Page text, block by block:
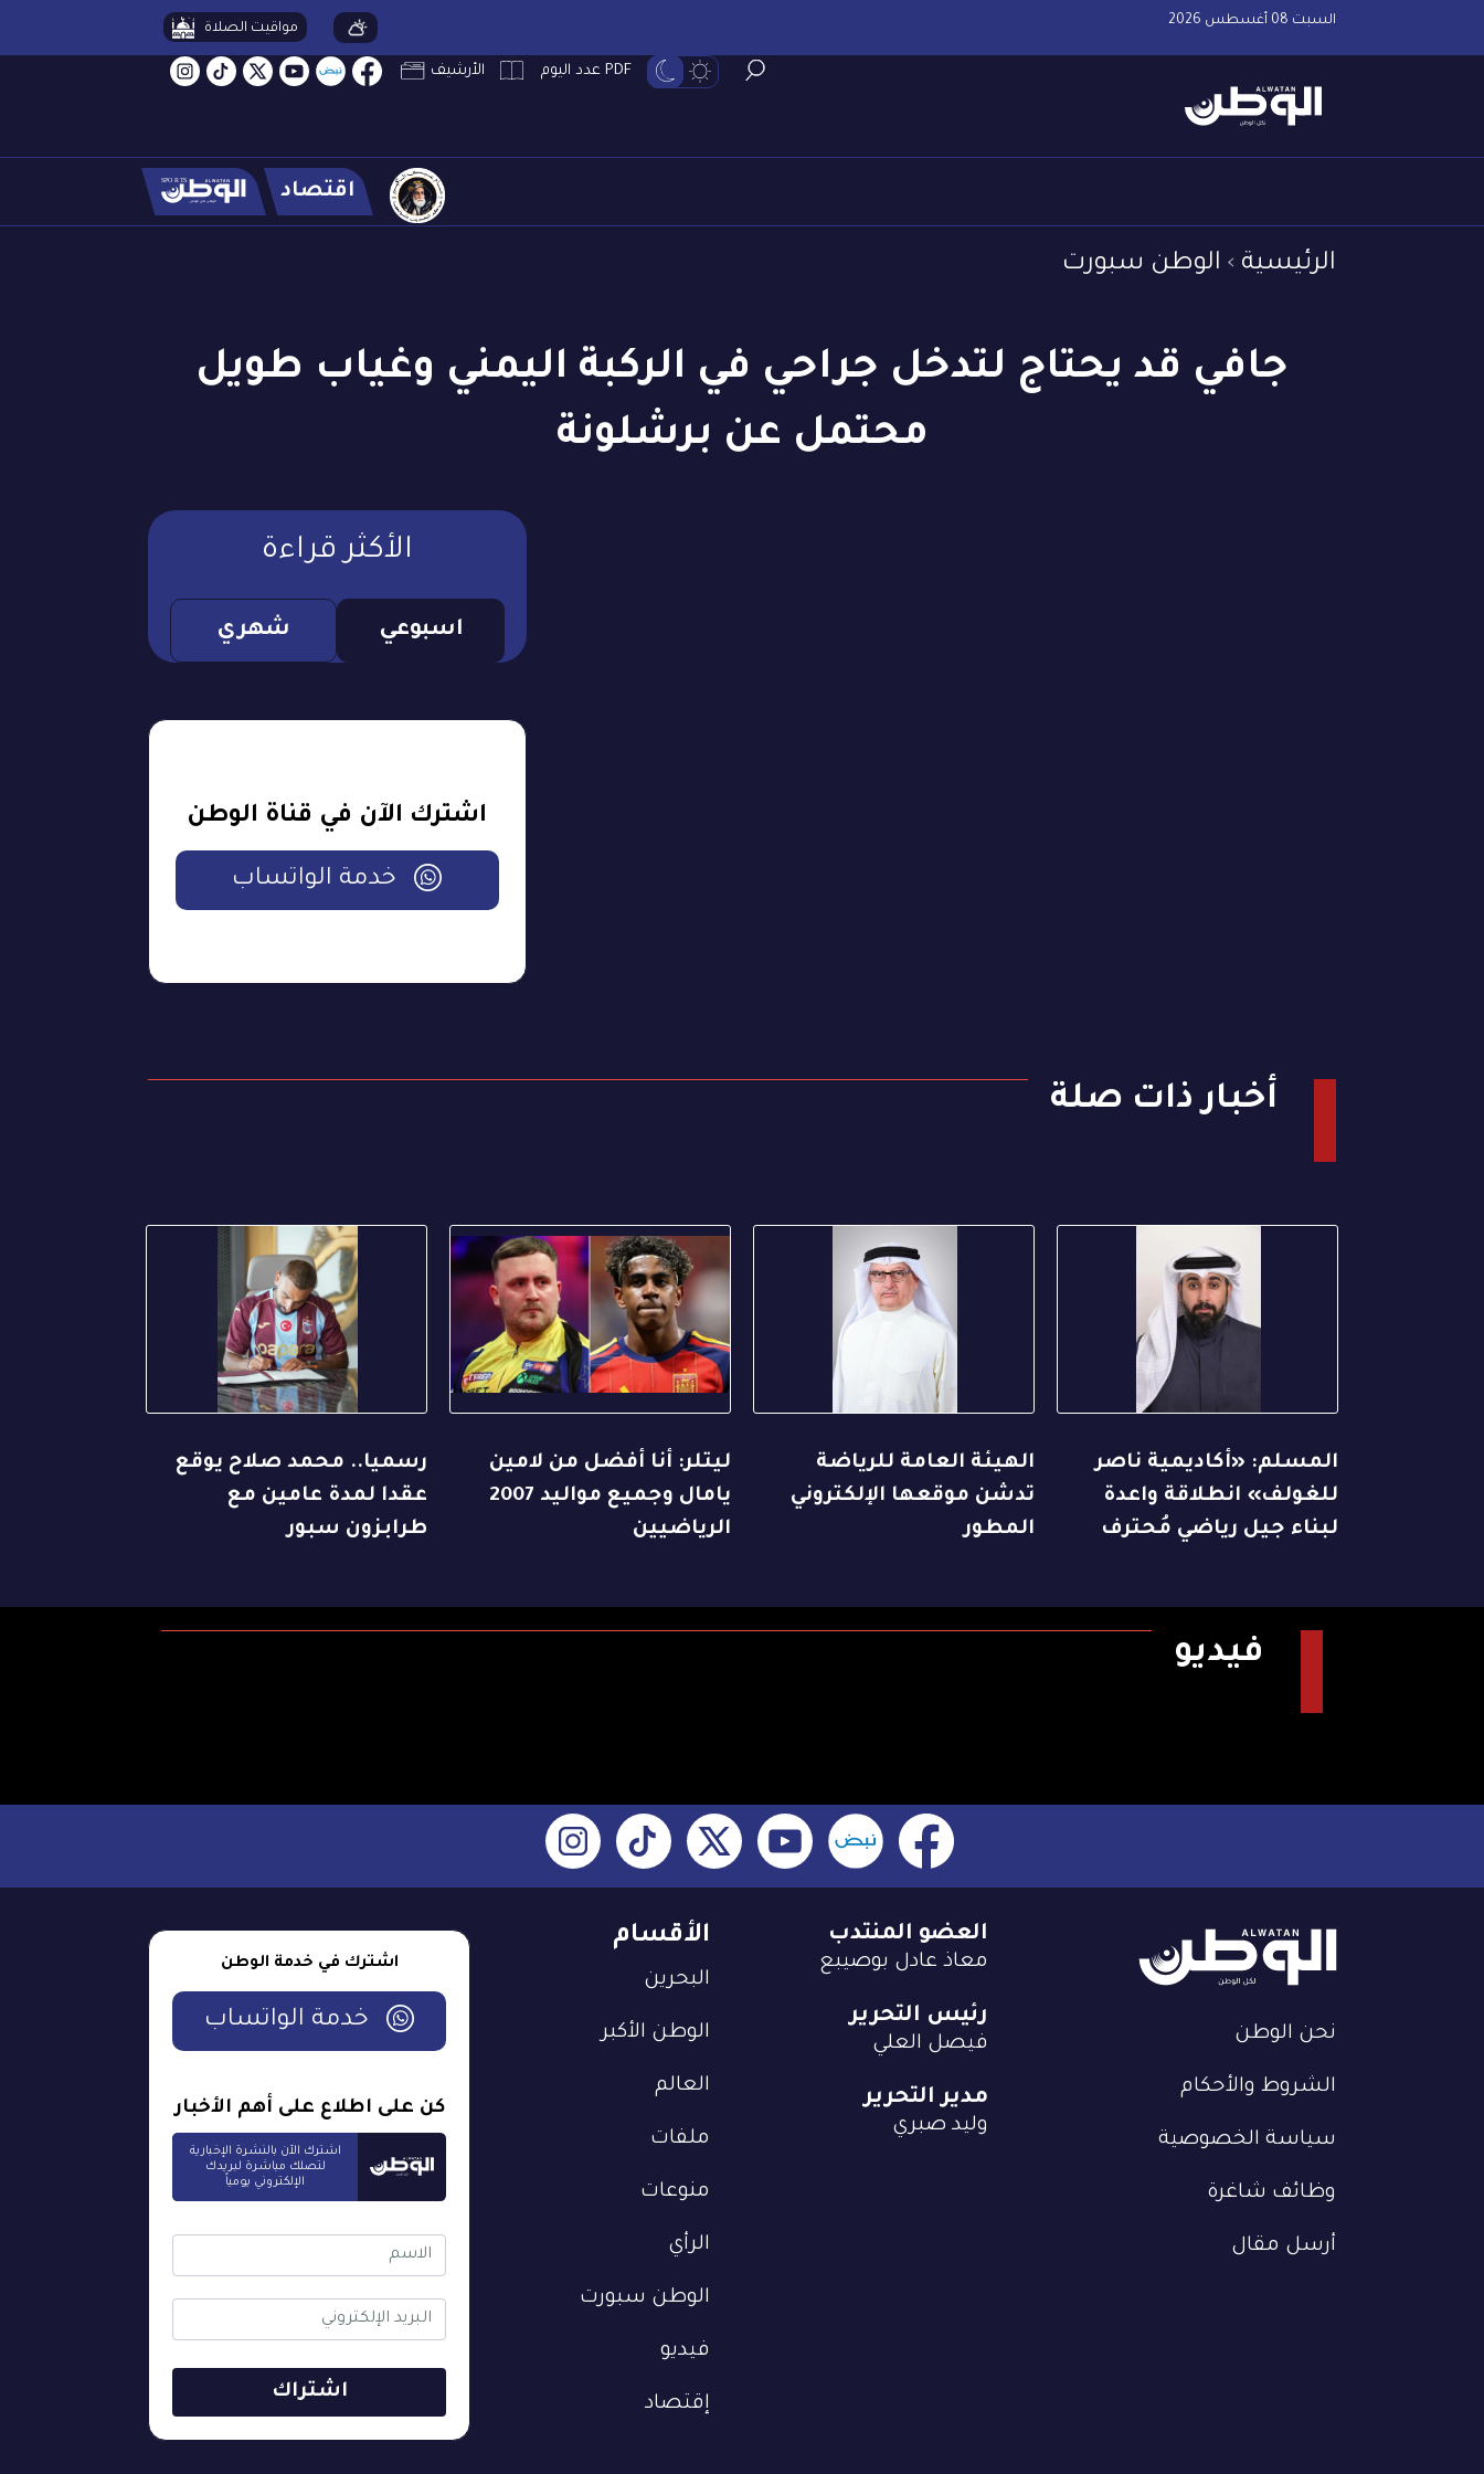
السبت 08 أغسطس 2026 مواقيت الصلاة
PDF عدد اليوم الأرشيف
اقتصاد
الرئيسية الوطن سبورت
جافي قد يحتاج لتدخل جراحي في الركبة اليمني وغياب طويل
محتمل عن برشلونة
الأكثر قراءة
اسبوعي شهري
اشترك الآن في قناة الوطن
خدمة الواتساب
أخبار ذات صلة
المسلم: «أكاديمية ناصر
للغولف» انطلاقة واعدة
لبناء جيل رياضي مُحترف
الهيئة العامة للرياضة
تدشن موقعها الإلكتروني
المطور
ليتلر: أنا أفضل من لامين
يامال وجميع مواليد 2007
الرياضيين
رسميا.. محمد صلاح يوقع
عقدا لمدة عامين مع
طرابزون سبور
فيديو
نحن الوطن
الشروط والأحكام
سياسة الخصوصية
وظائف شاغرة
أرسل مقال
الأقسام
البحرين
الوطن الأكبر
العالم
ملفات
منوعات
الرأي
الوطن سبورت
فيديو
إقتصاد
العضو المنتدب
معاذ عادل بوصيبع
رئيس التحرير
فيصل العلي
مدير التحرير
وليد صبري
اشترك في خدمة الوطن
خدمة الواتساب
كن على اطلاع على أهم الأخبار
اشترك الآن بالنشرة الإخبارية
لتصلك مباشرة لبريدك
الإلكتروني يومياً
اشتراك